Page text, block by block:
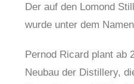
Der auf den Lomond
wurde unter dem
Pernod Ricard plant ab
Neubau der Distillery,